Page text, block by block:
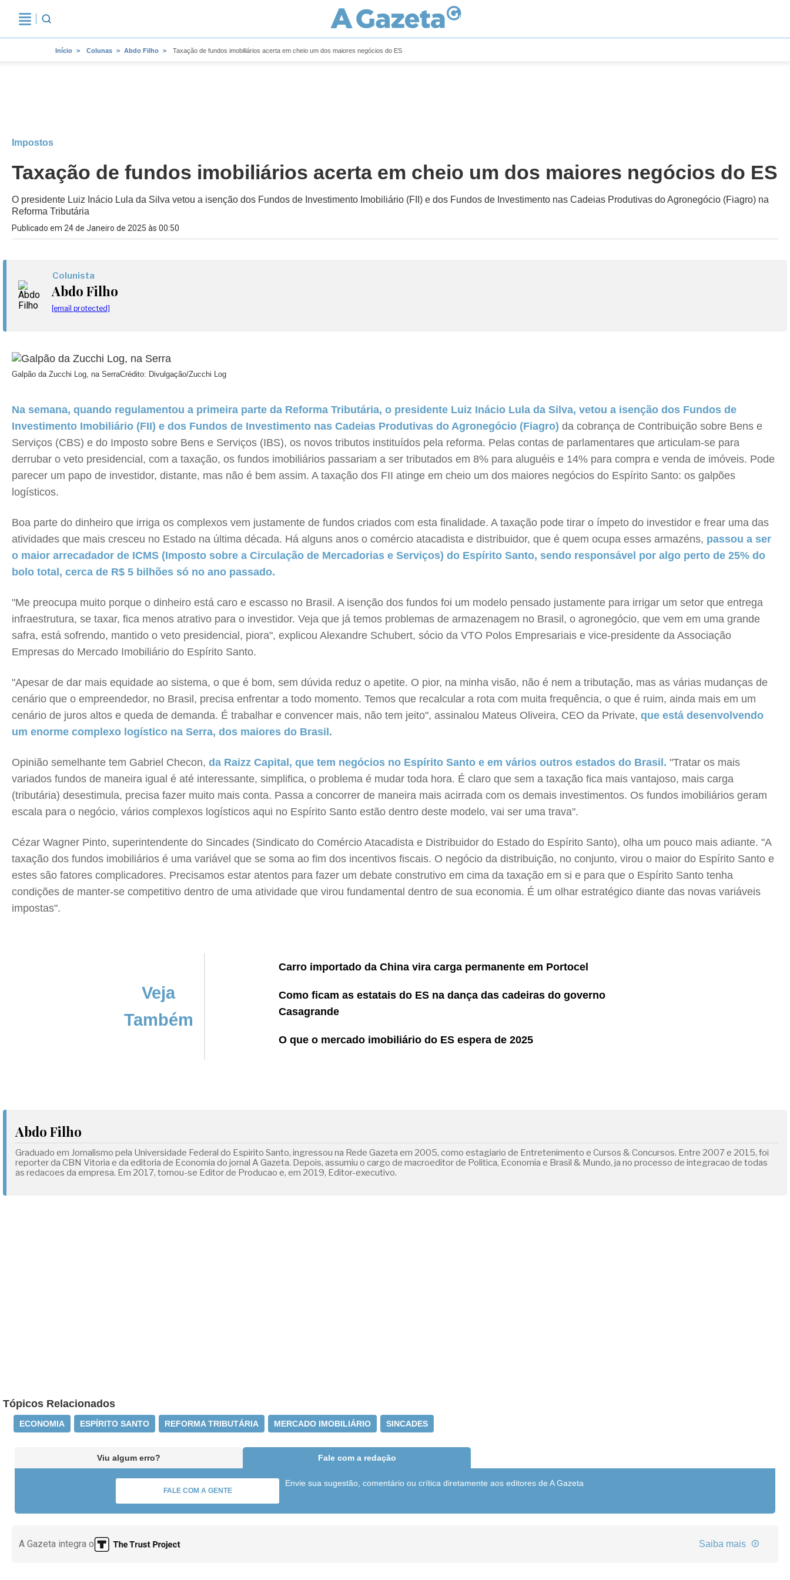
Início Colunas Abdo Filho Taxação de fundos imobiliários acerta em cheio um dos maiores negócios do ES
Impostos
Taxação de fundos imobiliários acerta em cheio um dos maiores negócios do ES
O presidente Luiz Inácio Lula da Silva vetou a isenção dos Fundos de Investimento Imobiliário (FII) e dos Fundos de Investimento nas Cadeias Produtivas do Agronegócio (Fiagro) na
Reforma Tributária
Publicado em 24 de Janeiro de 2025 às 00:50
Colunista
Abdo Filho
[email protected]
Galpão da Zucchi Log, na SerraCrédito: Divulgação/Zucchi Log
Na semana, quando regulamentou a primeira parte da Reforma Tributária, o presidente Luiz Inácio Lula da Silva, vetou a isenção dos Fundos de
Investimento Imobiliário (FII) e dos Fundos de Investimento nas Cadeias Produtivas do Agronegócio (Fiagro) da cobrança de Contribuição sobre Bens e
Serviços (CBS) e do Imposto sobre Bens e Serviços (IBS), os novos tributos instituídos pela reforma. Pelas contas de parlamentares que articulam-se para
derrubar o veto presidencial, com a taxação, os fundos imobiliários passariam a ser tributados em 8% para aluguéis e 14% para compra e venda de imóveis. Pode
parecer um papo de investidor, distante, mas não é bem assim. A taxação dos FII atinge em cheio um dos maiores negócios do Espírito Santo: os galpões
logísticos.
Boa parte do dinheiro que irriga os complexos vem justamente de fundos criados com esta finalidade. A taxação pode tirar o ímpeto do investidor e frear uma das
atividades que mais cresceu no Estado na última década. Há alguns anos o comércio atacadista e distribuidor, que é quem ocupa esses armazéns, passou a ser
o maior arrecadador de ICMS (Imposto sobre a Circulação de Mercadorias e Serviços) do Espírito Santo, sendo responsável por algo perto de 25% do
bolo total, cerca de R$ 5 bilhões só no ano passado.
"Me preocupa muito porque o dinheiro está caro e escasso no Brasil. A isenção dos fundos foi um modelo pensado justamente para irrigar um setor que entrega
infraestrutura, se taxar, fica menos atrativo para o investidor. Veja que já temos problemas de armazenagem no Brasil, o agronegócio, que vem em uma grande
safra, está sofrendo, mantido o veto presidencial, piora", explicou Alexandre Schubert, sócio da VTO Polos Empresariais e vice-presidente da Associação
Empresas do Mercado Imobiliário do Espírito Santo.
"Apesar de dar mais equidade ao sistema, o que é bom, sem dúvida reduz o apetite. O pior, na minha visão, não é nem a tributação, mas as várias mudanças de
cenário que o empreendedor, no Brasil, precisa enfrentar a todo momento. Temos que recalcular a rota com muita frequência, o que é ruim, ainda mais em um
cenário de juros altos e queda de demanda. É trabalhar e convencer mais, não tem jeito", assinalou Mateus Oliveira, CEO da Private, que está desenvolvendo
um enorme complexo logístico na Serra, dos maiores do Brasil.
Opinião semelhante tem Gabriel Checon, da Raizz Capital, que tem negócios no Espírito Santo e em vários outros estados do Brasil. "Tratar os mais
variados fundos de maneira igual é até interessante, simplifica, o problema é mudar toda hora. É claro que sem a taxação fica mais vantajoso, mais carga
(tributária) desestimula, precisa fazer muito mais conta. Passa a concorrer de maneira mais acirrada com os demais investimentos. Os fundos imobiliários geram
escala para o negócio, vários complexos logísticos aqui no Espírito Santo estão dentro deste modelo, vai ser uma trava".
Cézar Wagner Pinto, superintendente do Sincades (Sindicato do Comércio Atacadista e Distribuidor do Estado do Espírito Santo), olha um pouco mais adiante. "A
taxação dos fundos imobiliários é uma variável que se soma ao fim dos incentivos fiscais. O negócio da distribuição, no conjunto, virou o maior do Espírito Santo e
estes são fatores complicadores. Precisamos estar atentos para fazer um debate construtivo em cima da taxação em si e para que o Espírito Santo tenha
condições de manter-se competitivo dentro de uma atividade que virou fundamental dentro de sua economia. É um olhar estratégico diante das novas variáveis
impostas".
Veja
Também
Carro importado da China vira carga permanente em Portocel
Como ficam as estatais do ES na dança das cadeiras do governo
Casagrande
O que o mercado imobiliário do ES espera de 2025
Abdo Filho
Graduado em Jornalismo pela Universidade Federal do Espirito Santo, ingressou na Rede Gazeta em 2005, como estagiario de Entretenimento e Cursos & Concursos. Entre 2007 e 2015, foi
reporter da CBN Vitoria e da editoria de Economia do jornal A Gazeta. Depois, assumiu o cargo de macroeditor de Politica, Economia e Brasil & Mundo, ja no processo de integracao de todas
as redacoes da empresa. Em 2017, tornou-se Editor de Producao e, em 2019, Editor-executivo.
Tópicos Relacionados
ECONOMIA ESPÍRITO SANTO REFORMA TRIBUTÁRIA MERCADO IMOBILIÁRIO SINCADES
Viu algum erro? Fale com a redação
FALE COM A GENTE
Envie sua sugestão, comentário ou crítica diretamente aos editores de A Gazeta
A Gazeta integra o Saiba mais